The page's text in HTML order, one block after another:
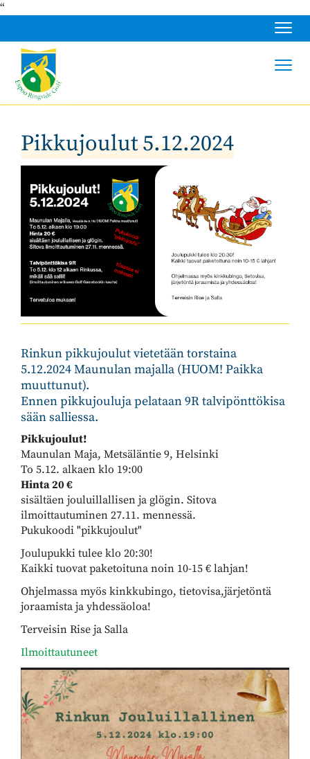
“
Pikkujoulut 5.12.2024
Rinkun pikkujoulut vietetään torstaina
5.12.2024 Maunulan majalla (HUOM! Paikka
muuttunut).
Ennen pikkujouluja pelataan 9R talvipönttökisa
sään salliessa.
Pikkujoulut!
Maunulan Maja, Metsäläntie 9, Helsinki
To 5.12. alkaen klo 19:00
Hinta20 €
sisältäen jouluillallisen ja glögin. Sitova
ilmoittautuminen 27.11. mennessä.
Pukukoodi "pikkujoulut"
Joulupukki tulee klo 20:30!
Kaikki tuovat paketoituna noin 10-15 € lahjan!
Ohjelmassa myös kinkkubingo, tietovisa,järjetöntä
joraamista ja yhdessäoloa!
Terveisin Rise ja Salla
Ilmoittautuneet